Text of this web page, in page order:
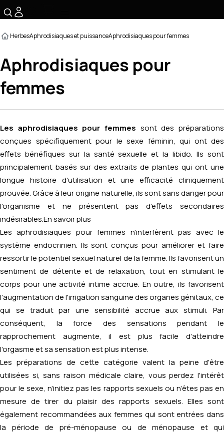
HerbesAphrodisiaques et puissanceAphrodisiaques pour femmes
Aphrodisiaques pour
femmes
Les aphrodisiaques pour femmes sont des préparations
conçues spécifiquement pour le sexe féminin, qui ont des
effets bénéfiques sur la santé sexuelle et la libido. Ils sont
principalement basés sur des extraits de plantes qui ont une
longue histoire d'utilisation et une efficacité cliniquement
prouvée. Grâce à leur origine naturelle, ils sont sans danger pour
l'organisme et ne présentent pas d'effets secondaires
indésirables. En savoir plus
Les aphrodisiaques pour femmes n'interfèrent pas avec le
système endocrinien. Ils sont conçus pour améliorer et faire
ressortir le potentiel sexuel naturel de la femme. Ils favorisent un
sentiment de détente et de relaxation, tout en stimulant le
corps pour une activité intime accrue. En outre, ils favorisent
l'augmentation de l'irrigation sanguine des organes génitaux, ce
qui se traduit par une sensibilité accrue aux stimuli. Par
conséquent, la force des sensations pendant le
rapprochement augmente, il est plus facile d'atteindre
l'orgasme et sa sensation est plus intense.
Les préparations de cette catégorie valent la peine d'être
utilisées si, sans raison médicale claire, vous perdez l'intérêt
pour le sexe, n'initiez pas les rapports sexuels ou n'êtes pas en
mesure de tirer du plaisir des rapports sexuels. Elles sont
également recommandées aux femmes qui sont entrées dans
la période de pré-ménopause ou de ménopause et qui